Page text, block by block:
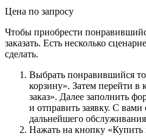
Цена по запросу
Чтобы приобрести
заказать. Есть несколько
сделать.
Выбрать понравившийся
корзину». Затем перейти в
заказ». Далее заполнить
и отправить заявку. С
дальнейшего
Нажать на кнопку «Купить